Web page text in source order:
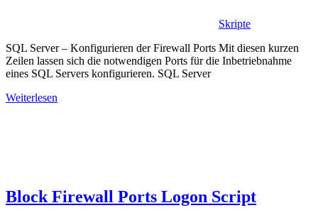
Skripte
SQL Server – Konfigurieren der Firewall Ports Mit diesen kurzen
Zeilen lassen sich die notwendigen Ports für die Inbetriebnahme
eines SQL Servers konfigurieren. SQL Server
Weiterlesen
Block Firewall Ports Logon Script